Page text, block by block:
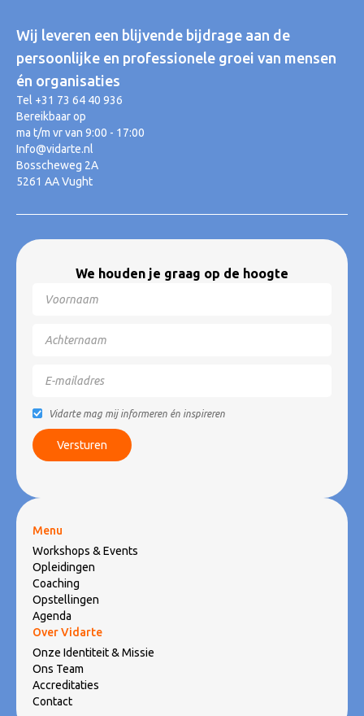
Wij leveren een blijvende bijdrage aan de
persoonlijke en professionele groei van mensen
én organisaties
Tel +31 73 64 40 936
Bereikbaar op
ma t/m vr van 9:00 - 17:00
Info@vidarte.nl
Bosscheweg 2A
5261 AA Vught
We houden je graag op de hoogte
Vidarte mag mij informeren én inspireren
Menu
Workshops & Events
Opleidingen
Coaching
Opstellingen
Agenda
Over Vidarte
Onze Identiteit & Missie
Ons Team
Accreditaties
Contact